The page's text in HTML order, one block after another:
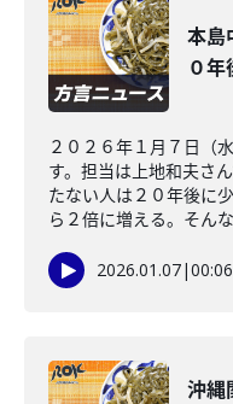
本島
０
２０２６年１月７日（
す。担当は上地和夫さ
たない人は２０年後に
ら２倍に増える。そん
2026.01.07|
沖縄